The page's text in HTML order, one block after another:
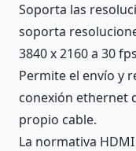
Soporta las
soporta
3840 x 2160 a 30
Permite el envío y
conexión ethernet
propio cable.
La normativa